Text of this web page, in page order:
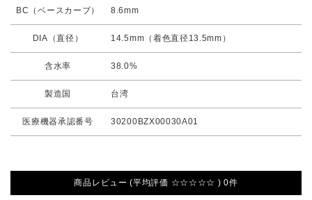
BC（ベースカーブ） 8.6mm
DIA（直径） 14.5mm（着色直径13.5mm）
含水率 38.0%
製造国 台湾
医療機器承認番号 30200BZX00030A01
商品レビュー (平均評価 ☆☆☆☆☆ ) 0件